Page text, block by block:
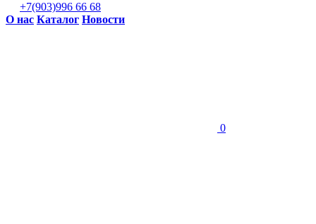
+7(903)996 66 68
О нас Каталог Новости
0